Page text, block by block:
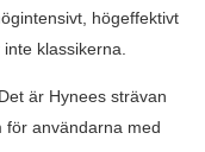
högeffektivt
klassikerna.
är Hynees strävan
för användarna med